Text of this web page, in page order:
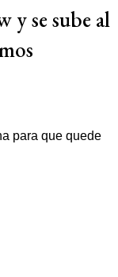
y se sube al